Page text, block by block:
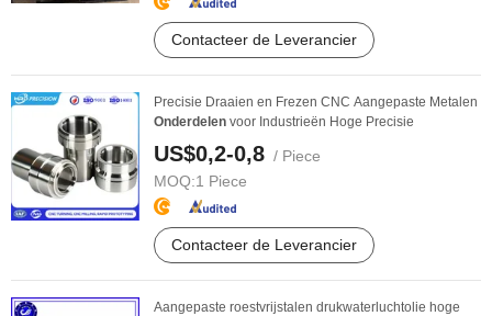
Contacteer de Leverancier
Precisie Draaien en Frezen CNC Aangepaste Metalen
Onderdelen voor Industrieën Hoge Precisie
US$0,2-0,8 / Piece
MOQ:1 Piece
Contacteer de Leverancier
Aangepaste roestvrijstalen drukwaterluchtolie hoge